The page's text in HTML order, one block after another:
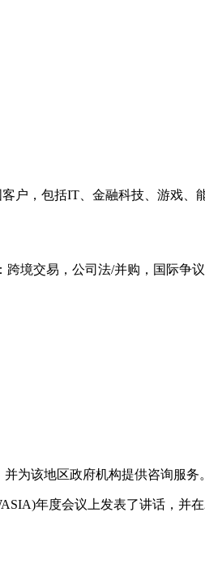
户，包括IT、金融科技、游戏
境交易，公司法/并购，国际争
为该地区政府机构提供咨询服务。
年度会议上发表了讲话，并